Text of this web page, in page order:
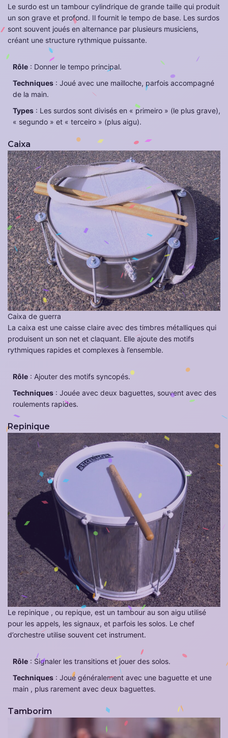
Le surdo est un tambour cylindrique de grande taille qui produit
un son grave et profond. Il fournit le tempo de base. Les surdos
sont souvent joués en alternance par plusieurs musiciens,
créant une structure rythmique puissante.
Rôle : Donner le tempo principal.
Techniques : Joué avec une mailloche, parfois accompagné
de la main.
Types : Les surdos sont divisés en « primeiro » (le plus grave),
« segundo » et « terceiro » (plus aigu).
Caixa
Caixa de guerra
La caixa est une caisse claire avec des timbres métalliques qui
produisent un son net et claquant. Elle ajoute des motifs
rythmiques rapides et complexes à l’ensemble.
Rôle : Ajouter des motifs syncopés.
Techniques : Jouée avec deux baguettes, souvent avec des
roulements rapides.
Repinique
Le repinique , ou repique, est un tambour au son aigu utilisé
pour les appels, les signaux, et parfois les solos. Le chef
d’orchestre utilise souvent cet instrument.
Rôle : Signaler les transitions et jouer des solos.
Techniques : Joué généralement avec une baguette et une
main , plus rarement avec deux baguettes.
Tamborim